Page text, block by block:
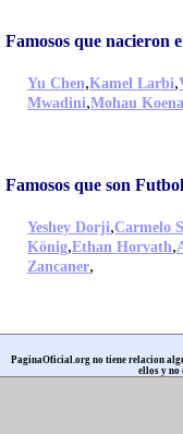
Famosos que nacieron
Yu Chen,Kamel Larbi,
Mwadini,Mohau
Famosos que son
Yeshey Dorji,Carmelo
König,Ethan Horvath,
Zancaner,
PaginaOficial.org no tiene relacion
ellos y no